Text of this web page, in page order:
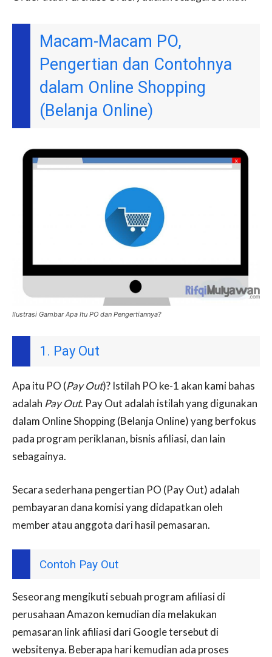
Macam-Macam PO,
Pengertian dan Contohnya
dalam Online Shopping
(Belanja Online)
Ilustrasi Gambar Apa Itu PO dan Pengertiannya?
1. Pay Out
Apa itu PO (Pay Out)? Istilah PO ke-1 akan kami bahas
adalah Pay Out. Pay Out adalah istilah yang digunakan
dalam Online Shopping (Belanja Online) yang berfokus
pada program periklanan, bisnis afiliasi, dan lain
sebagainya.
Secara sederhana pengertian PO (Pay Out) adalah
pembayaran dana komisi yang didapatkan oleh
member atau anggota dari hasil pemasaran.
Contoh Pay Out
Seseorang mengikuti sebuah program afiliasi di
perusahaan Amazon kemudian dia melakukan
pemasaran link afiliasi dari Google tersebut di
websitenya. Beberapa hari kemudian ada proses